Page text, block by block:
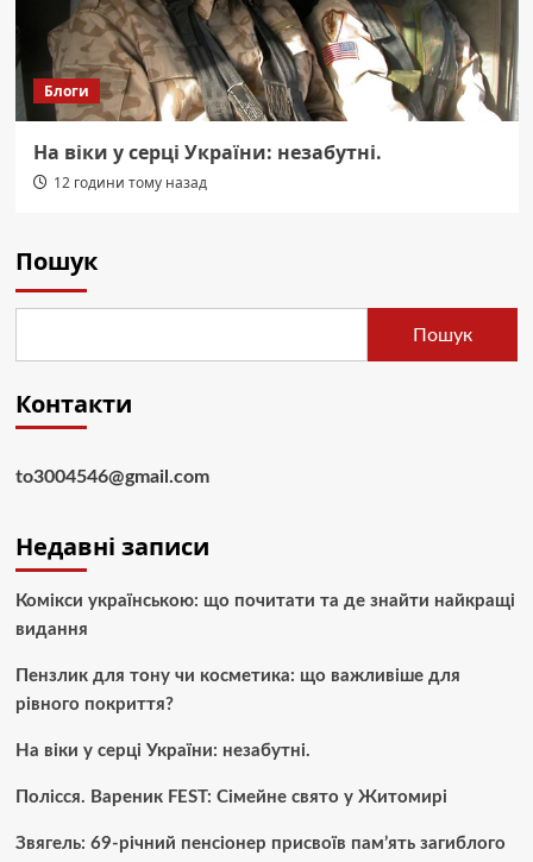
Блоги
На віки у серці України: незабутні.
12 години тому назад
Пошук
Пошук
Контакти
to3004546@gmail.com
Недавні записи
Комікси українською: що почитати та де знайти найкращі
видання
Пензлик для тону чи косметика: що важливіше для
рівного покриття?
На віки у серці України: незабутні.
Полісся. Вареник FEST: Сімейне свято у Житомирі
Звягель: 69-річний пенсіонер присвоїв пам’ять загиблого